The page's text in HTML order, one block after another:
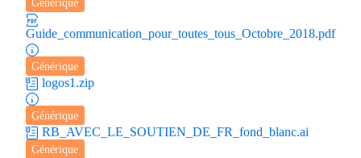
Guide_communication_pour_toutes_tous_Octobre_2018.pdf
Générique
logos1.zip
Générique
RB_AVEC_LE_SOUTIEN_DE_FR_fond_blanc.ai
Générique